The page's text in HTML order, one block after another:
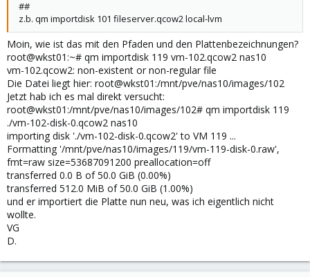
##
z.b. qm importdisk 101 fileserver.qcow2 local-lvm
Moin, wie ist das mit den Pfaden und den Plattenbezeichnungen?
root@wkst01:~# qm importdisk 119 vm-102.qcow2 nas10
vm-102.qcow2: non-existent or non-regular file
Die Datei liegt hier: root@wkst01:/mnt/pve/nas10/images/102
Jetzt hab ich es mal direkt versucht:
root@wkst01:/mnt/pve/nas10/images/102# qm importdisk 119
./vm-102-disk-0.qcow2 nas10
importing disk './vm-102-disk-0.qcow2' to VM 119 ...
Formatting '/mnt/pve/nas10/images/119/vm-119-disk-0.raw',
fmt=raw size=53687091200 preallocation=off
transferred 0.0 B of 50.0 GiB (0.00%)
transferred 512.0 MiB of 50.0 GiB (1.00%)
und er importiert die Platte nun neu, was ich eigentlich nicht
wollte.
VG
D.